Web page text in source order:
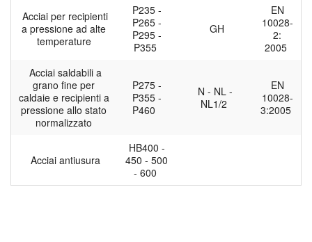
Acciai per recipienti
a pressione ad alte
temperature
P235 -
P265 -
P295 -
P355
GH
EN
10028-
2:
2005
Acciai saldabili a
grano fine per
caldaie e recipienti a
pressione allo stato
normalizzato
P275 -
P355 -
P460
N - NL -
NL1/2
EN
10028-
3:2005
Acciai antiusura
HB400 -
450 - 500
- 600